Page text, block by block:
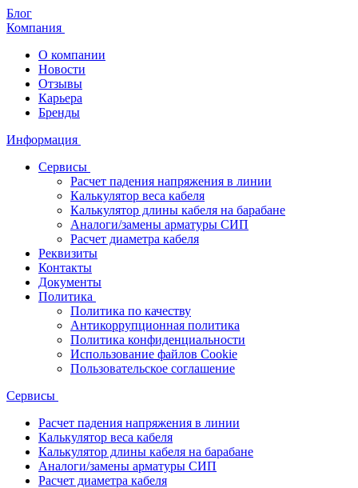
Блог
Компания
О компании
Новости
Отзывы
Карьера
Бренды
Информация
Сервисы
Расчет падения напряжения в линии
Калькулятор веса кабеля
Калькулятор длины кабеля на барабане
Аналоги/замены арматуры СИП
Расчет диаметра кабеля
Реквизиты
Контакты
Документы
Политика
Политика по качеству
Антикоррупционная политика
Политика конфиденциальности
Использование файлов Cookie
Пользовательское соглашение
Сервисы
Расчет падения напряжения в линии
Калькулятор веса кабеля
Калькулятор длины кабеля на барабане
Аналоги/замены арматуры СИП
Расчет диаметра кабеля